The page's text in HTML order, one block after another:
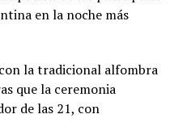
en la noche más
la tradicional alfombra
que la ceremonia
de las 21, con